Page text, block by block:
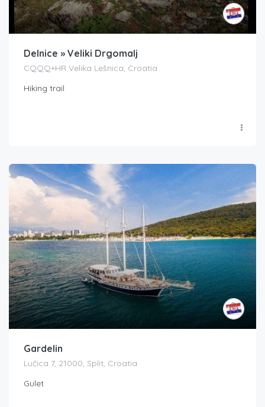
Delnice » Veliki Drgomalj
CQQQ+HR Velika Lešnica, Croatia
Hiking trail
Gardelin
Lučica 7, 21000, Split, Croatia
Gulet